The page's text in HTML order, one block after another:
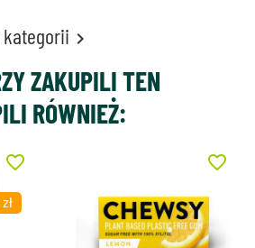

ZAKUPILI TEN
RÓWNIEŻ:
favorite_border favorite_border